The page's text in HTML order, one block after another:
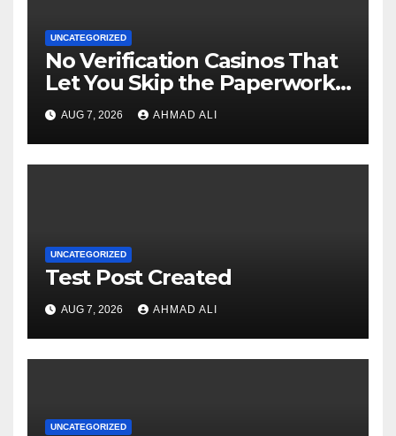
UNCATEGORIZED
No Verification Casinos That
Let You Skip the Paperwork
and Play Instantly
AUG 7, 2026 AHMAD ALI
UNCATEGORIZED
Test Post Created
AUG 7, 2026 AHMAD ALI
UNCATEGORIZED